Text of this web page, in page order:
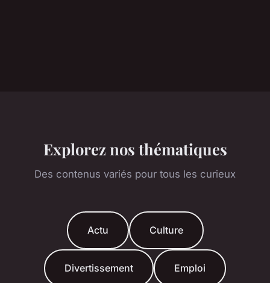
Explorez nos thématiques
Des contenus variés pour tous les curieux
Actu Culture
Divertissement Emploi